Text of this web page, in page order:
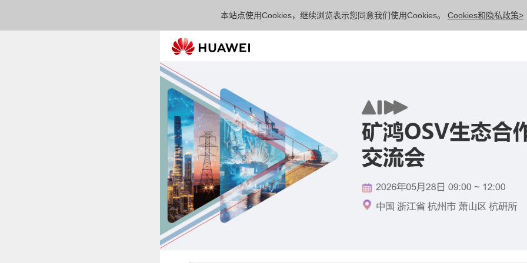
本站点使用Cookies，继续浏览表示您同意我们使用Cookies。 Cookies和隐私政策>